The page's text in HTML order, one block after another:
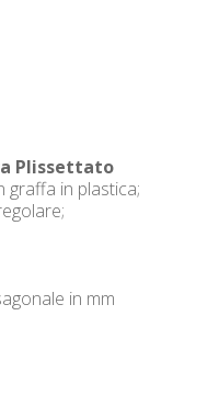
Plissettato
graffa in plastica;
in mm